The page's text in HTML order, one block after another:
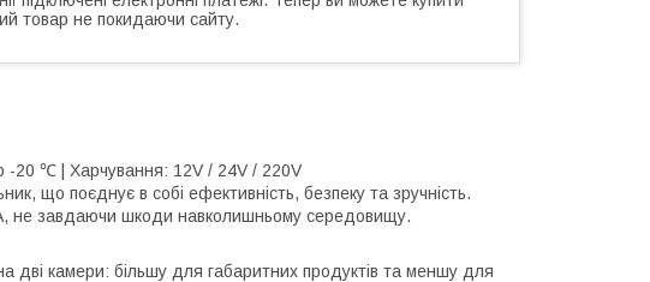
товар не покидаючи сайту.
-20 ℃ | Харчування: 12V / 24V / 220V
що поєднує в собі ефективність, безпеку та зручність.
не завдаючи шкоди навколишньому середовищу.
дві камери: більшу для габаритних продуктів та меншу для